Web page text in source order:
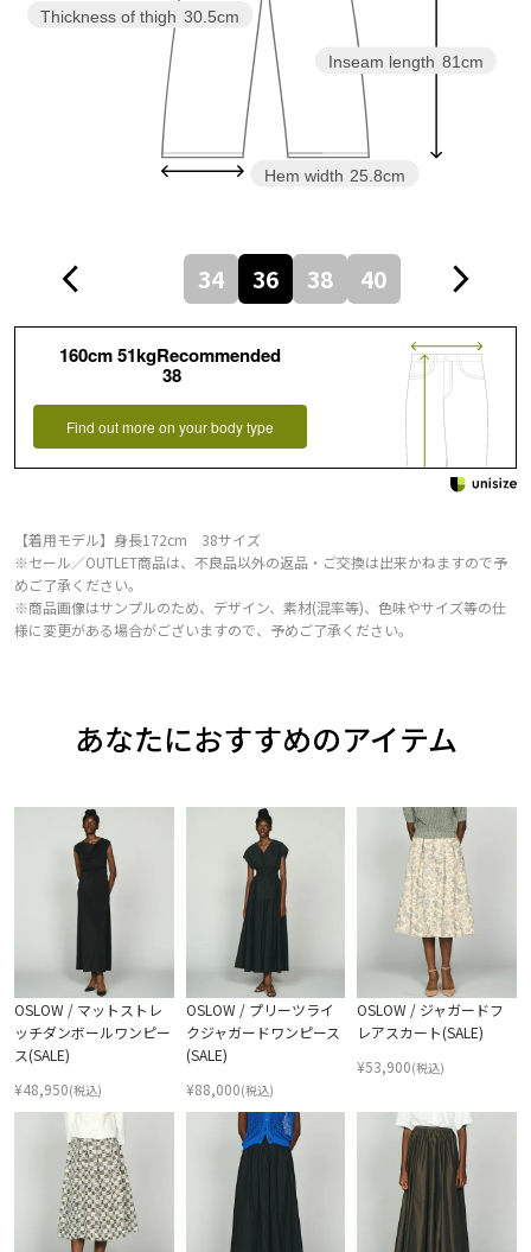
Inseam length 81cm
Hem width 25.8cm
Thickness of thigh 30.5cm
34 36 38 40
160cm 51kgRecommended
38
Find out more on your body type
【着用モデル】身長172cm 38サイズ
※セール／OUTLET商品は、不良品以外の返品・ご交換は出来かねますので予
めご了承ください。
※商品画像はサンプルのため、デザイン、素材(混率等)、色味やサイズ等の仕
様に変更がある場合がございますので、予めご了承ください。
あなたにおすすめのアイテム
OSLOW / マットストレ
ッチダンボールワンピー
ス(SALE)
¥48,950(税込)
OSLOW / プリーツライ
クジャガードワンピース
(SALE)
¥88,000(税込)
OSLOW / ジャガードフ
レアスカート(SALE)
¥53,900(税込)